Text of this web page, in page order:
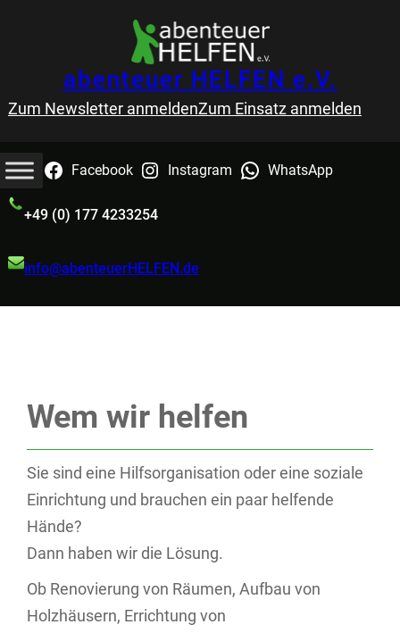
abenteuer HELFEN e.V.
Zum Newsletter anmeldenZum Einsatz anmelden
Facebook Instagram WhatsApp
+49 (0) 177 4233254
info@abenteuerHELFEN.de
Wem wir helfen
Sie sind eine Hilfsorganisation oder eine soziale
Einrichtung und brauchen ein paar helfende
Hände?
Dann haben wir die Lösung.
Ob Renovierung von Räumen, Aufbau von
Holzhäusern, Errichtung von